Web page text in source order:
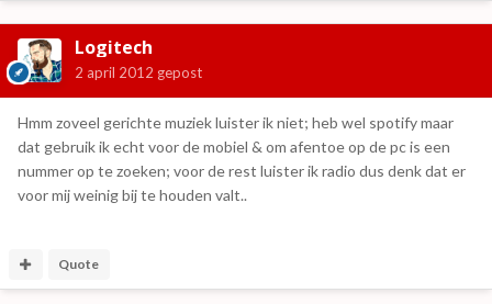
Logitech
2 april 2012 gepost
Hmm zoveel gerichte muziek luister ik niet; heb wel spotify maar
dat gebruik ik echt voor de mobiel & om afentoe op de pc is een
nummer op te zoeken; voor de rest luister ik radio dus denk dat er
voor mij weinig bij te houden valt..
Quote